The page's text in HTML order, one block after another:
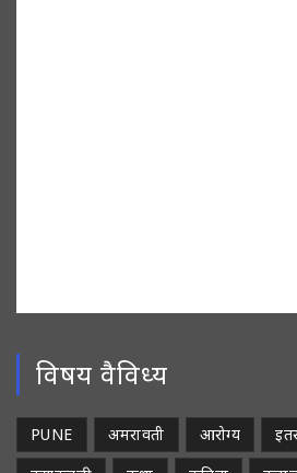
विषय वैविध्य
PUNE अमरावती आरोग्य